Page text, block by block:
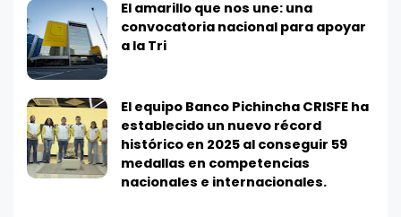
El amarillo que nos une: una
convocatoria nacional para apoyar
a la Tri
El equipo Banco Pichincha CRISFE ha
establecido un nuevo récord
histórico en 2025 al conseguir 59
medallas en competencias
nacionales e internacionales.